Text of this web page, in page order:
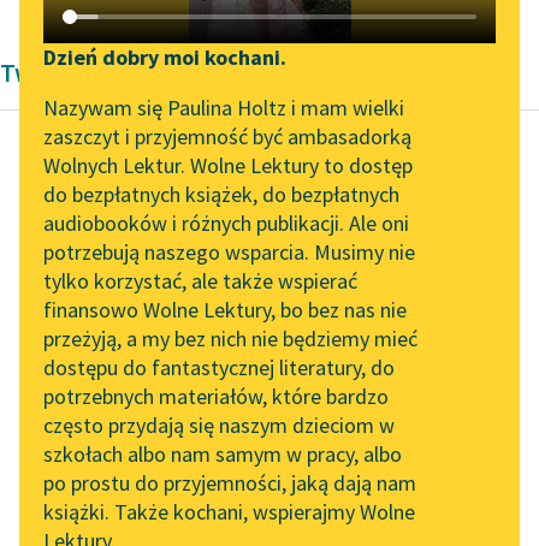
Katalog DAISY
Podkasty o książkach
Zgłoś brak utworu
Aktualności
„Prokurator Alicja Horn”
do słuchania
Byliśmy częścią AI Impact
Lab
Zapraszamy na spotkanie
online z tłumaczkami
literatury skandynawskiej
Spotkanie z Katarzyną
Tunkiel w Oslo
102. lata temu zmarł
Joseph Conrad
Narzędzia
Mapa Wolnych Lektur
Leśmianator
Przewodnik dla piszących i
czytających
API
OAI-PMH
Widget Wolnych Lektur
Przypisy
Dzień dobry moi kochani.
Nazywam się Paulina Holtz i mam wielki
zaszczyt i przyjemność być ambasadorką
Wolnych Lektur. Wolne Lektury to dostęp
do bezpłatnych książek, do bezpłatnych
audiobooków i różnych publikacji. Ale oni
potrzebują naszego wsparcia. Musimy nie
tylko korzystać, ale także wspierać
finansowo Wolne Lektury, bo bez nas nie
przeżyją, a my bez nich nie będziemy mieć
dostępu do fantastycznej literatury, do
potrzebnych materiałów, które bardzo
często przydają się naszym dzieciom w
szkołach albo nam samym w pracy, albo
po prostu do przyjemności, jaką dają nam
książki. Także kochani, wspierajmy Wolne
Twórczość Michaiła Bułhakowa
Michaił Bułhakow
Fatalne jaja
Gazet profesor
Piersikow nie czytał,
do teatru nie chodził, a
żona profesora uciekła
od niego...
Czytaj więcej